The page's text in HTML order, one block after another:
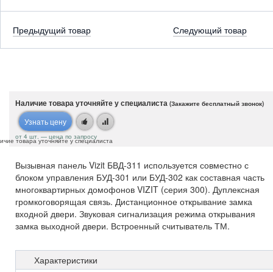
Следующий товар
Предыдущий товар
Наличие товара уточняйте у специалиста (Закажите бесплатный звонок)
Узнать цену
товара уточняйте у специалиста
от 4 шт. — цена по запросу
Вызывная панель Vizit БВД-311 используется совместно с
блоком управления БУД-301 или БУД-302 как составная часть
многоквартирных домофонов VIZIT (серия 300). Дуплексная
громкоговорящая связь. Дистанционное открывание замка
входной двери. Звуковая сигнализация режима открывания
замка выходной двери. Встроенный считыватель ТМ.
Характеристики